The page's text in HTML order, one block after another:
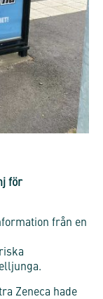
för
från en
Zeneca hade